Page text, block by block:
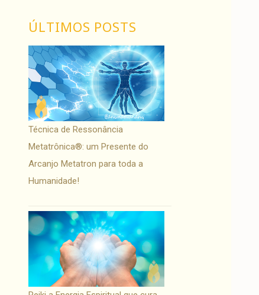
ÚLTIMOS POSTS
Técnica de Ressonância
Metatrônica®: um Presente do
Arcanjo Metatron para toda a
Humanidade!